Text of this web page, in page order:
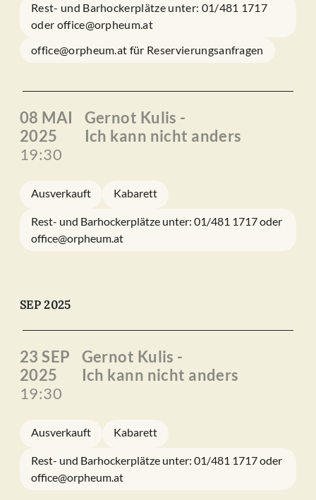
Rest- und Barhockerplätze unter: 01/481 1717
oder office@orpheum.at
office@orpheum.at für Reservierungsanfragen
08 MAI
2025
19:30
Gernot Kulis -
Ich kann nicht anders
Ausverkauft Kabarett
Rest- und Barhockerplätze unter: 01/481 1717 oder
office@orpheum.at
SEP 2025
23 SEP
2025
19:30
Gernot Kulis -
Ich kann nicht anders
Ausverkauft Kabarett
Rest- und Barhockerplätze unter: 01/481 1717 oder
office@orpheum.at